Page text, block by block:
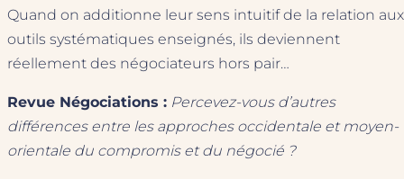
Quand on additionne leur sens intuitif de la relation aux
outils systématiques enseignés, ils deviennent
réellement des négociateurs hors pair…
Revue Négociations : Percevez-vous d’autres
différences entre les approches occidentale et moyen-
orientale du compromis et du négocié ?